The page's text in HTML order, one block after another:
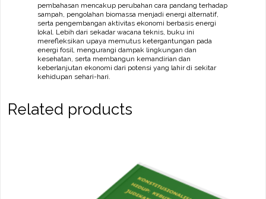
pembahasan mencakup perubahan cara pandang terhadap
sampah, pengolahan biomassa menjadi energi alternatif,
serta pengembangan aktivitas ekonomi berbasis energi
lokal. Lebih dari sekadar wacana teknis, buku ini
merefleksikan upaya memutus ketergantungan pada
energi fosil, mengurangi dampak lingkungan dan
kesehatan, serta membangun kemandirian dan
keberlanjutan ekonomi dari potensi yang lahir di sekitar
kehidupan sehari-hari.
Related products